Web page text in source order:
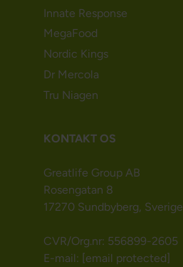
Innate Response
MegaFood
Nordic Kings
Dr Mercola
Tru Niagen
KONTAKT OS
Greatlife Group AB
Rosengatan 8
17270 Sundbyberg, Sverige
CVR/Org.nr: 556899-2605
E-mail: [email protected]